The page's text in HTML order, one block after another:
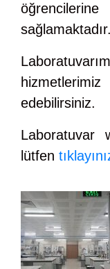
sağlamaktadır.
edebilirsiniz.
Laboratuvar
lütfen